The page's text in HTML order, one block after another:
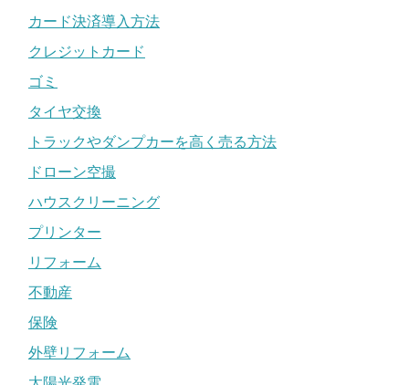
カード決済導入方法
クレジットカード
ゴミ
タイヤ交換
トラックやダンプカーを高く売る方法
ドローン空撮
ハウスクリーニング
プリンター
リフォーム
不動産
保険
外壁リフォーム